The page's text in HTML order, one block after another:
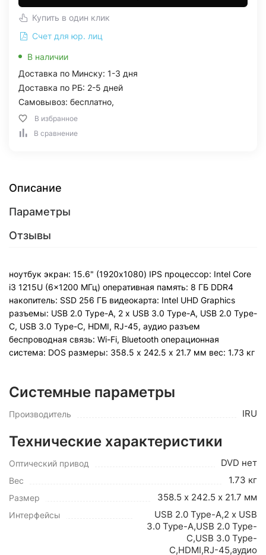
Купить в один клик
Счет для юр. лиц
В наличии
Доставка по Минску: 1-3 дня
Доставка по РБ: 2-5 дней
Самовывоз: бесплатно,
В избранное
В сравнение
Описание
Параметры
Отзывы
ноутбук экран: 15.6" (1920x1080) IPS процессор: Intel Core
i3 1215U (6x1200 МГц) оперативная память: 8 ГБ DDR4
накопитель: SSD 256 ГБ видеокарта: Intel UHD Graphics
разъемы: USB 2.0 Type-A, 2 x USB 3.0 Type-A, USB 2.0 Type-
C, USB 3.0 Type-C, HDMI, RJ-45, аудио разъем
беспроводная связь: Wi-Fi, Bluetooth операционная
система: DOS pазмеры: 358.5 х 242.5 х 21.7 мм вес: 1.73 кг
Системные параметры
Производитель IRU
Технические характеристики
Оптический привод DVD нет
Вес 1.73 кг
Размер 358.5 х 242.5 х 21.7 мм
Интерфейсы
USB 2.0 Type-A,2 x USB
3.0 Type-A,USB 2.0 Type-
C,USB 3.0 Type-
C,HDMI,RJ-45,аудио